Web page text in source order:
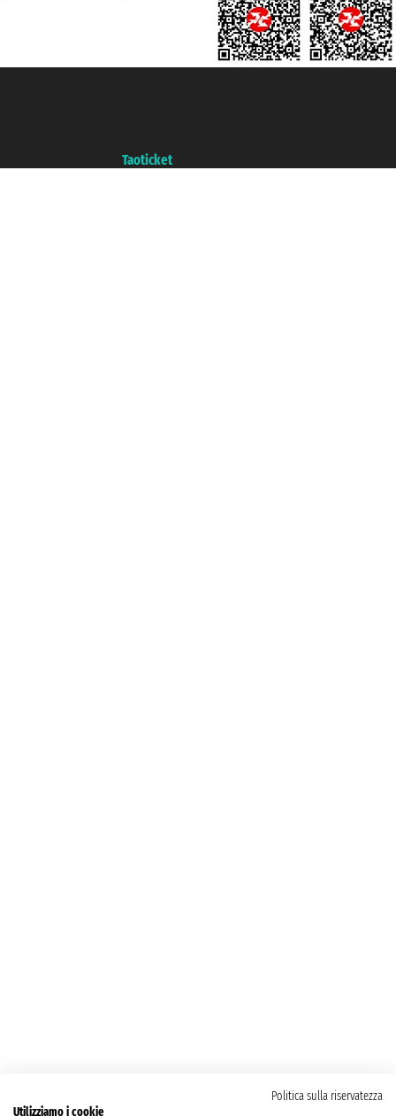
Taoticket
Politica sulla riservatezza
Utilizziamo i cookie